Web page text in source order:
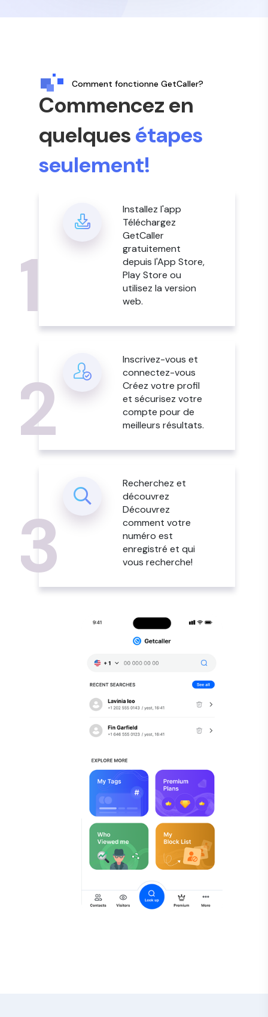
Comment fonctionne GetCaller?
Commencez en
quelquesétapes
seulement!
1
Installez l'app
Téléchargez
GetCaller
gratuitement
depuis l'App Store,
Play Store ou
utilisez la version
web.
2
Inscrivez-vous et
connectez-vous
Créez votre profil
et sécurisez votre
compte pour de
meilleurs résultats.
3
Recherchez et
découvrez
Découvrez
comment votre
numéro est
enregistré et qui
vous recherche!